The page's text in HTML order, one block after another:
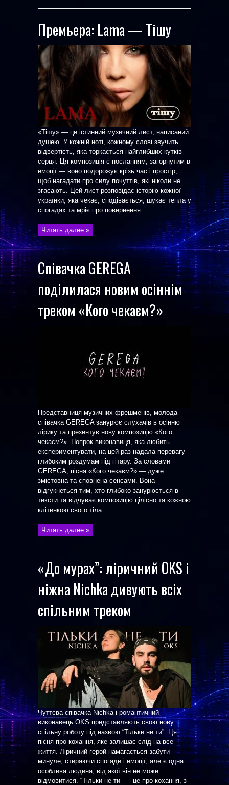
Премьера: Lama — Тішу
«Тішу» — це істинний музичний лист, написаний
душею. У кожній ноті, кожному слові звучить
відвертість, яка торкається найглибших кутків
серця. Ця композиція є посланням, загорнутим в
емоції — воно подорожує крізь час і простір,
щоб нагадати про силу почуттів, які ніколи не
згасають. Цей лист розповідає історію кожної
українки, яка чекає, сподівається, шукає тепла у
спогадах та мріє про повернення ...
Читать далее »
Співачка GEREGA
поділилася новим осіннім
треком «Кого чекаєм?»
Представниця музичних фрешменів, молода
співачка GEREGA занурює слухачів в осінню
лірику та презентує нову композицію «Кого
чекаєм?». Попрок виконавиця, яка любить
експериментувати, на цей раз надала перевагу
глибоким роздумам під гітару. За словами
GEREGA, пісня «Кого чекаєм?» — дуже
змістовна та сповнена сенсами. Вона
відгукнеться тим, хто глибоко занурюється в
тексти та відчуває композицію цілісно та кожною
клітинкою свого тіла. ...
Читать далее »
«До мурах”: ліричний OKS і
ніжна Nichka дивують всіх
спільним треком
Чуттєва співачка Nichka і романтичний
виконавець OKS представляють свою нову
спільну роботу під назвою “Тільки не ти”. Ця
пісня про кохання, яке залишає слід на все
життя. Ліричний герой намагається забути
минуле, стираючи спогади і емоції, але є одна
особлива людина, від якої він не може
відмовитися. “Тільки не ти” — це про кохання, з